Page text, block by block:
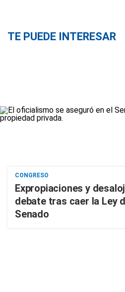
TE PUEDE INTERESAR
CONGRESO
Expropiaciones y
debate tras caer la Ley
Senado